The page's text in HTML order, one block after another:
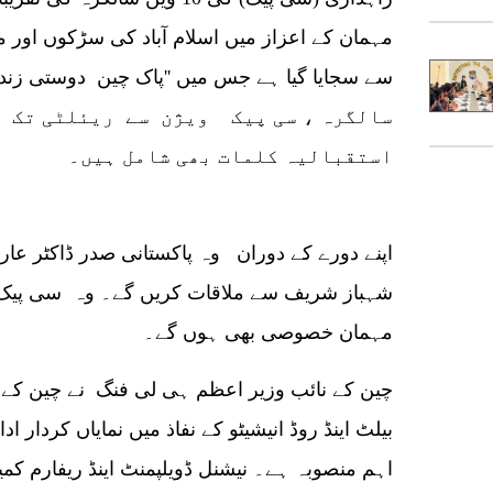
مہمان کے اعزاز میں اسلام آباد کی سڑکوں اور
سالگرہ ، سی پیک ویژن سے ریئلٹی تک
استقبالیہ کلمات بھی شامل ہیں۔
اپنے دورے کے دوران وہ پاکستانی صدر ڈاکٹر
شہباز شریف سے ملاقات کریں گے۔ وہ سی
مہمان خصوصی بھی ہوں گے۔
چین کے نائب وزیر اعظم ہی لی فنگ نے چین کے
بیلٹ اینڈ روڈ انیشیٹو کے نفاذ میں نمایاں